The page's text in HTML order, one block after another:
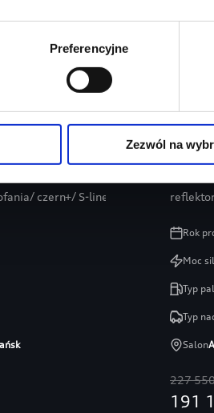
Preferencyjne
Zezwól na
czern+/ S-line/ Mirkofibra
Audi
Rok
Moc
Typ
Typ
Salon
227 550
191